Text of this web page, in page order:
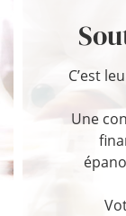
C’est
Une